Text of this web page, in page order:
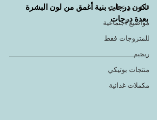
فاشن و عطور
مواضيع اجتماعية
للمتزوجات فقط
ريجيم
منتجات بوتيكي
مكملات غذائية
تكون درجات بنية أغمق من لون البشرة
بعدة درجات